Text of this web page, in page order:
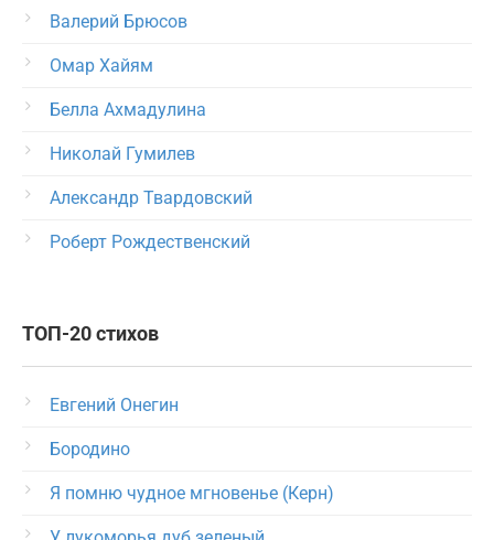
Валерий Брюсов
Омар Хайям
Белла Ахмадулина
Николай Гумилев
Александр Твардовский
Роберт Рождественский
ТОП-20 стихов
Евгений Онегин
Бородино
Я помню чудное мгновенье (Керн)